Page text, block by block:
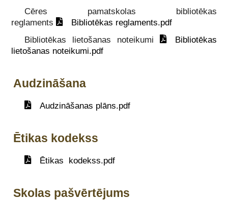
Cēres pamatskolas bibliotēkas
reglaments
Bibliotēkas reglaments.pdf
Bibliotēkas lietošanas noteikumi
Bibliotēkas
lietošanas noteikumi.pdf
Audzināšana
Audzināšanas plāns.pdf
Ētikas kodekss
Ētikas kodekss.pdf
Skolas pašvērtējums